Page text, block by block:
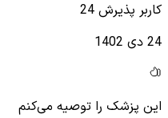
کاربر پذیرش 24
24 دی 1402
این پزشک را توصیه می‌کنم